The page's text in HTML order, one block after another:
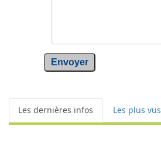
Envoyer
Les dernières infos Les plus vus